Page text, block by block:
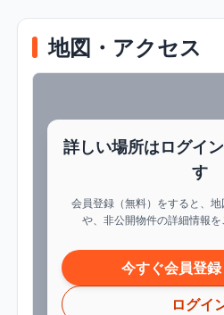
地図・アクセス
詳しい場所はログイ
す
会員登録（無料）をすると、
や、非公開物件の詳細情報を
今すぐ会員登録
ログイ